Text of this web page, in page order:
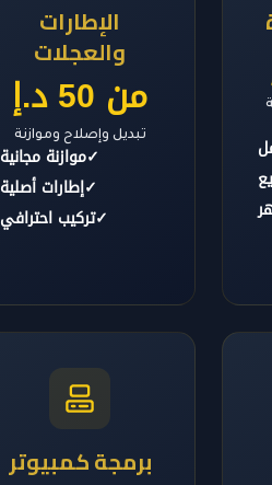
الإطارات
والعجلات
من 50 د.إ
تبديل وإصلاح وموازنة
✓موازنة مجانية
✓إطارات أصلية
✓تركيب احترافي
برمجة كمبيوتر